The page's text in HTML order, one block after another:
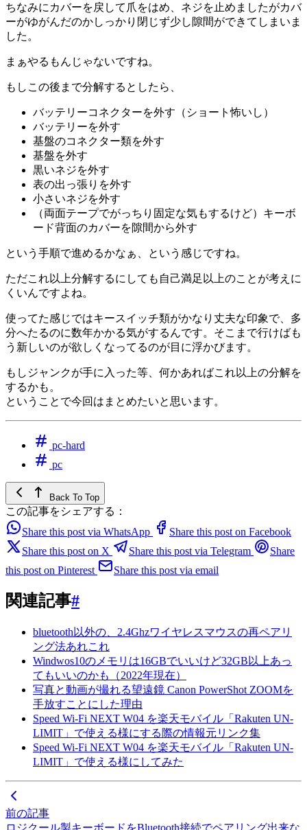
ちなみにカバーを戻して爪をはめ、ネジを止めましたがカバ
ーがゆがんだのかしっかり閉じず少し隙間ができてしまいま
した。
まぁやるもんじゃないですね。
もしこの後まで分解するとしたら、
バッテリーコネクターを外す（ショート怖いし）
バッテリーを外す
基盤のコネクター類を外す
基盤を外す
黒いネジを外す
表の出っ張りを外す
小さいネジを外す
（両面テープでがっちり固定な気もするけど）キーボ
ード背面のカバーを隙間から外す
という手順で進めるかなぁ、という感じですね。
ただこれ以上分解するにしても自己満足以上のことが考えに
くいんですよね。
使ってた感じではキースイッチ類がかなり丈夫な印象で、多
分へたるのに数年かかる気がするんです。そこまで行けばも
う新しいのが欲しくなってるのが目に浮かびます。
もしジャンクが手に入った等、何かあればこれ以上の分解を
するかも。
ということで今回はまとめたいと思います。
pc-hard
pc
Back To Top
この記事をシェアする：
Share this post via WhatsApp
Share this post on Facebook
Share this post on X
Share this post via Telegram
Share
this post on Pinterest
Share this post via email
関連記事#
bluetooth以外の、2.4Ghzワイヤレスマウスの再ペアリ
ング法あれこれ
Windwos10のメモリは16GBでいいけど32GB以上あっ
てもいいのかも（2022年現在）
写真と動画が撮れる望遠鏡 Canon PowerShot ZOOMを
手放すことにした理由
Speed Wi-Fi NEXT W04 を楽天モバイル「Rakuten UN-
LIMIT」で使える様にする際の情報元リンク集
Speed Wi-Fi NEXT W04 を楽天モバイル「Rakuten UN-
LIMIT」で使える様にしてみた
前の記事